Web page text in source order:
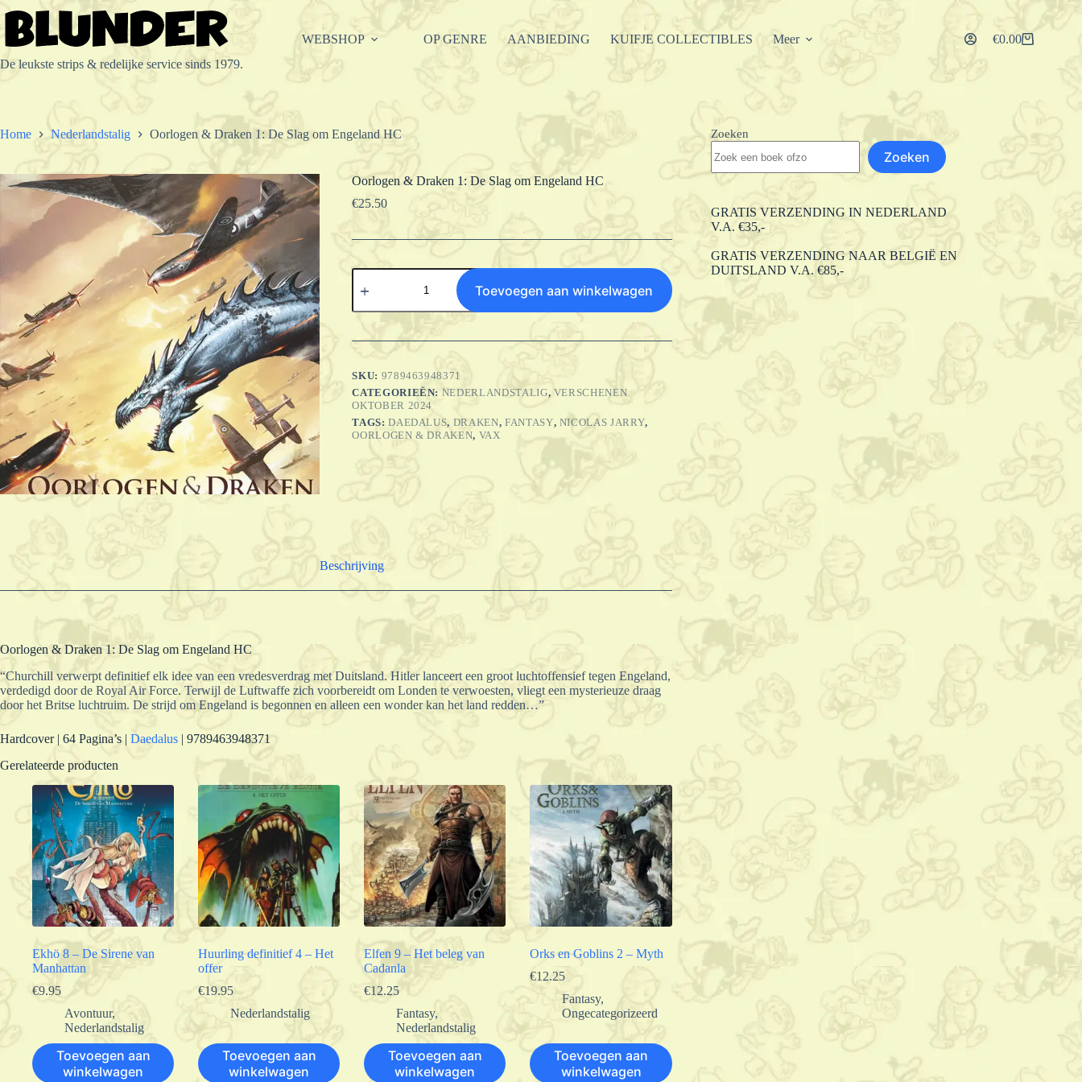
Ga
naar
inhoud
De leukste strips & redelijke service sinds 1979.
WEBSHOP OP GENRE AANBIEDING KUIFJE COLLECTIBLES Meer Winkelwagen
€0.00
Home Nederlandstalig Oorlogen & Draken 1: De Slag om Engeland HC
Oorlogen & Draken 1: De Slag om Engeland HC
€25.50
Oorlogen
&
1:
Slag
Engeland
HC
aantal
Toevoegen aan winkelwagen
SKU: 9789463948371
CATEGORIEËN: NEDERLANDSTALIG, VERSCHENEN
OKTOBER 2024
TAGS:DAEDALUS, DRAKEN, FANTASY, NICOLAS JARRY,
OORLOGEN & DRAKEN, VAX
Beschrijving
Oorlogen & Draken 1: De Slag om Engeland HC
“Churchill verwerpt definitief elk idee van een vredesverdrag met Duitsland. Hitler lanceert een groot luchtoffensief tegen Engeland,
verdedigd door de Royal Air Force. Terwijl de Luftwaffe zich voorbereidt om Londen te verwoesten, vliegt een mysterieuze draag
door het Britse luchtruim. De strijd om Engeland is begonnen en alleen een wonder kan het land redden…”
Hardcover | 64 Pagina’s | Daedalus | 9789463948371
Gerelateerde producten
Ekhö 8 – De Sirene van
Manhattan
€9.95
Avontuur,
Nederlandstalig
Toevoegen aan
winkelwagen
Huurling definitief 4 – Het
offer
€19.95
Nederlandstalig
Toevoegen aan
winkelwagen
Elfen 9 – Het beleg van
Cadanla
€12.25
Fantasy,
Nederlandstalig
Toevoegen aan
winkelwagen
Orks en Goblins 2 – Myth
€12.25
Fantasy,
Ongecategorizeerd
Toevoegen aan
winkelwagen
Zoeken
Zoeken
GRATIS VERZENDING IN NEDERLAND
V.A. €35,-
GRATIS VERZENDING NAAR BELGIË EN
DUITSLAND V.A. €85,-